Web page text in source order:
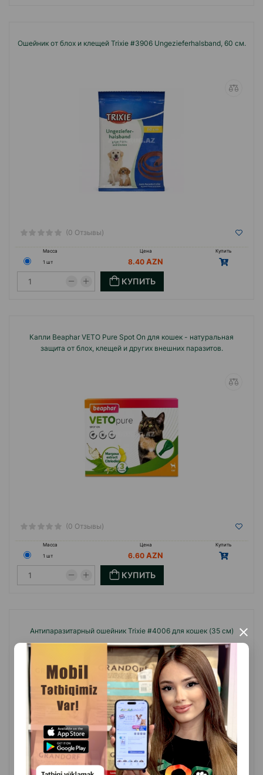
×
Ошейник от блох и клещей Trixie #3906 Ungezieferhalsband, 60 см.
(0 Отзывы)
Масса Цена
Купить
1 шт
8.40
КУПИТЬ
Капли Beaphar VETO Pure Spot On для кошек - натуральная
защита от блох, клещей и других внешних паразитов.
(0 Отзывы)
Масса Цена
Купить
1 шт
6.60
КУПИТЬ
Антипаразитарный ошейник Trixie #4006 для кошек (35 см)